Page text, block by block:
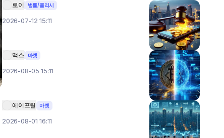
로이 법률/폴리시
2026-07-12 15:11
맥스 마켓
2026-08-05 15:11
에이프릴 마켓
2026-08-01 16:11